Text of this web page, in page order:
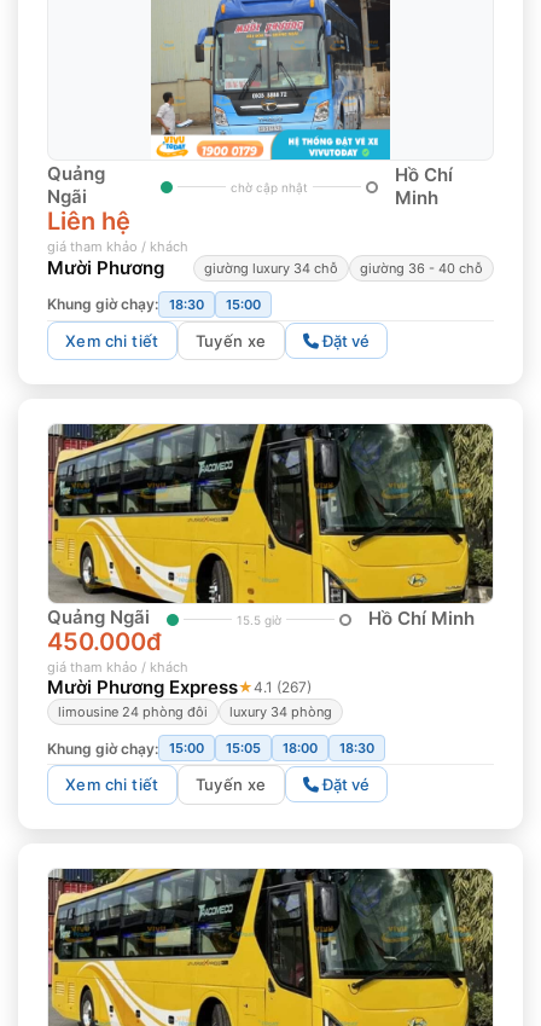
Quảng
Ngãi
chờ cập nhật
Hồ Chí
Minh
Liên hệ
giá tham khảo / khách
Mười Phương giường luxury 34 chỗ giường 36 - 40 chỗ
Khung giờ chạy: 18:30 15:00
Xem chi tiết Tuyến xe Đặt vé
Quảng Ngãi 15.5 giờ Hồ Chí Minh
450.000đ
giá tham khảo / khách
Mười Phương Express★4.1 (267)
limousine 24 phòng đôi luxury 34 phòng
Khung giờ chạy: 15:00 15:05 18:00 18:30
Xem chi tiết Tuyến xe Đặt vé